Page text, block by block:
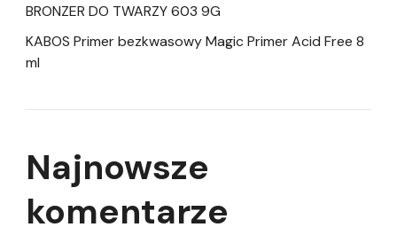
BRONZER DO TWARZY 603 9G
KABOS Primer bezkwasowy Magic Primer Acid Free 8
ml
Najnowsze
komentarze